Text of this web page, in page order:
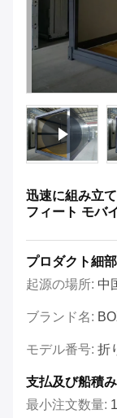
迅速に組み立
フィート モバ
プロダクト細部
起源の場所: 中
ブランド名:
モデル番号: 折
支払及び船積
最小注文数量: